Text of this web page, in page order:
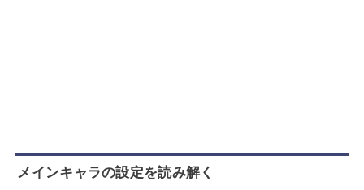
メインキャラの設定を読み解く